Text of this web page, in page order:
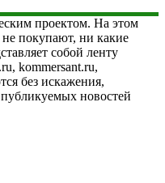
проектом. На этом
покупают, ни какие
собой ленту
kommersant.ru,
без искажения,
публикуемых новостей